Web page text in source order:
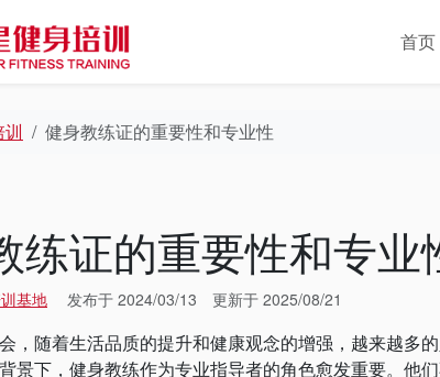
首页
健身教练证的重要性和专业性
练证的重要性和专业
基地 发布于 2024/03/13 更新于 2025/08/21
随着生活品质的提升和健康观念的增强，越来越多
景下，健身教练作为专业指导者的角色愈发重要。他